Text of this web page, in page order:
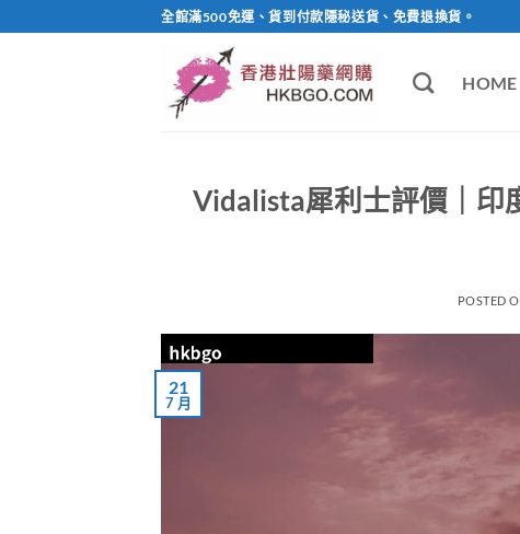
to
全館滿500免運、貨到付款隱秘送貨、免費退換貨。
HOME
Vidalista犀利士評價｜印
POSTED
21
7 月